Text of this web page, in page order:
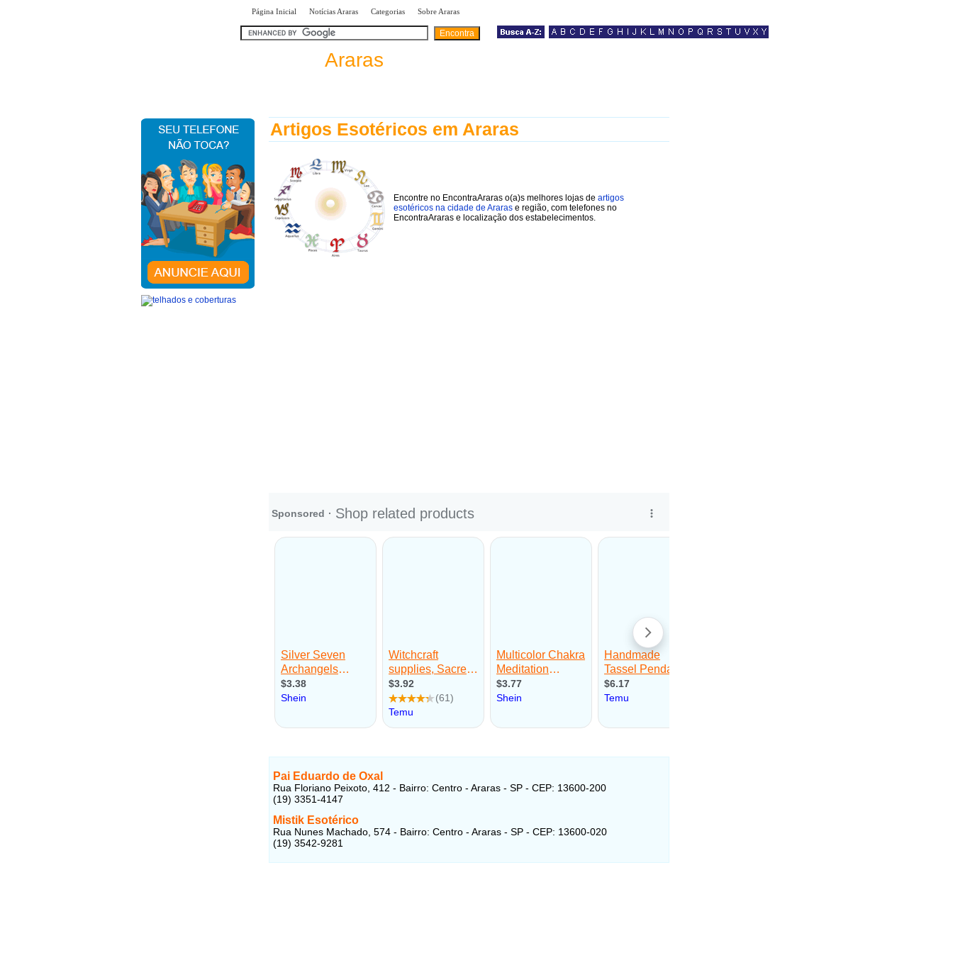
Página Inicial Notícias Araras Categorias Sobre Araras
Araras
Artigos Esotéricos em Araras
Encontre no EncontraAraras o(a)s melhores lojas de artigos
esotéricos na cidade de Araras e região, com telefones no
EncontraAraras e localização dos estabelecimentos.
Pai Eduardo de Oxal
Rua Floriano Peixoto, 412 - Bairro: Centro - Araras - SP - CEP: 13600-200
(19) 3351-4147
Mistik Esotérico
Rua Nunes Machado, 574 - Bairro: Centro - Araras - SP - CEP: 13600-020
(19) 3542-9281